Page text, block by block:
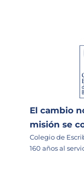
El cambio
misión se
Colegio de
160 años al